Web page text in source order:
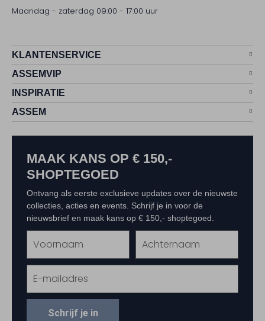
Maandag - zaterdag 09:00 - 17:00 uur
KLANTENSERVICE
ASSEMVIP
INSPIRATIE
ASSEM
MAAK KANS OP € 150,-
SHOPTEGOED
Ontvang als eerste exclusieve updates over de nieuwste
collecties, acties en events. Schrijf je in voor de
nieuwsbrief en maak kans op € 150,- shoptegoed.
Schrijf je in